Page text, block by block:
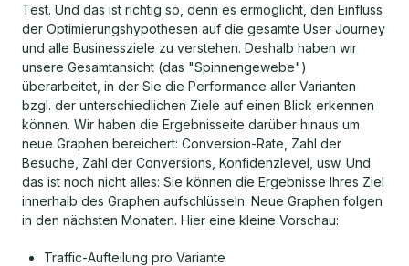
Test. Und das ist richtig so, denn es ermöglicht, den Einfluss
der Optimierungshypothesen auf die gesamte User Journey
und alle Businessziele zu verstehen. Deshalb haben wir
unsere Gesamtansicht (das "Spinnengewebe")
überarbeitet, in der Sie die Performance aller Varianten
bzgl. der unterschiedlichen Ziele auf einen Blick erkennen
können. Wir haben die Ergebnisseite darüber hinaus um
neue Graphen bereichert: Conversion-Rate, Zahl der
Besuche, Zahl der Conversions, Konfidenzlevel, usw. Und
das ist noch nicht alles: Sie können die Ergebnisse Ihres Ziel
innerhalb des Graphen aufschlüsseln. Neue Graphen folgen
in den nächsten Monaten. Hier eine kleine Vorschau:
Traffic-Aufteilung pro Variante